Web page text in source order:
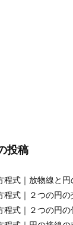
投稿
程式｜放物線と
程式｜２つの円
程式｜２つの円